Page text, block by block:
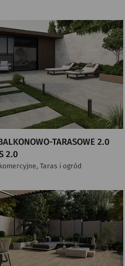
TARASOWE 2.0
2.0
Taras i ogród